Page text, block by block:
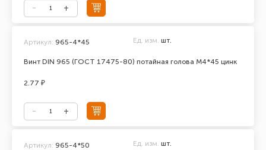
Винт DIN 965 (ГОСТ 17475-80) потайная голова М4*45 цинк
Артикул: 965-4*45 Ед. изм. шт.
2.77 ₽
Артикул: 965-4*50 Ед. изм. шт.